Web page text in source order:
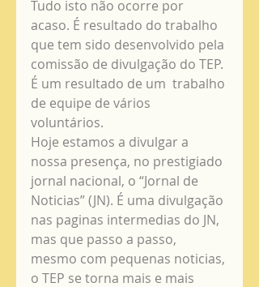
Tudo isto não ocorre por
acaso. É resultado do trabalho
que tem sido desenvolvido pela
comissão de divulgação do TEP.
É um resultado de um  trabalho
de equipe de vários
voluntários.
Hoje estamos a divulgar a
nossa presença, no prestigiado
jornal nacional, o “Jornal de
Noticias” (JN). É uma divulgação
nas paginas intermedias do JN,
mas que passo a passo,
mesmo com pequenas noticias,
o TEP se torna mais e mais